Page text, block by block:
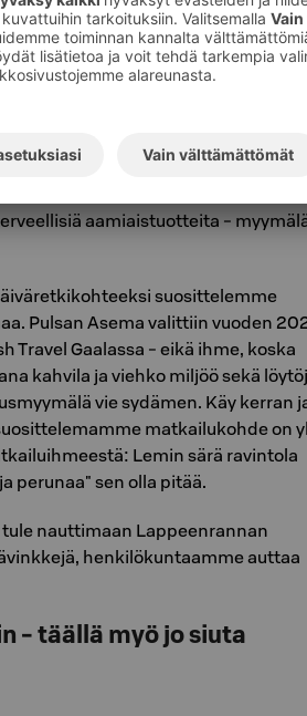
maistamatta tätä herkkuaarretta.
vierailukohteena on jälleen
temana on "Elävät veistokset".
noin tunnin pituinen
palaa Hiekkalinnoille, ja tässä
ostoksilla Fazerin
Hiekkalinnan vieressä.
aamiaistuotteita -
suosittelemme
Pulsan Asema valittiin vuoden
Travel Gaalassa - eikä ihme, koska
kahvila ja viehko miljöö sekä
vie sydämen. Käy kerran
matkailukohde on
Lemin särä ravintola
perunaa" sen olla pitää.
nauttimaan Lappeenrannan
henkilökuntaamme auttaa
- täällä myö jo siuta